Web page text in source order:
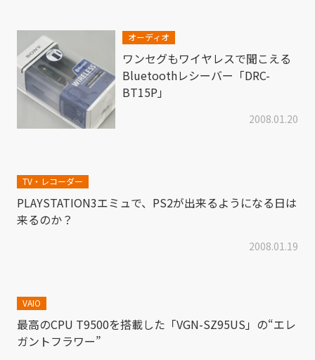
オーディオ
ワンセグもワイヤレスで聞こえる
Bluetoothレシーバー「DRC-
BT15P」
2008.01.20
TV・レコーダー
PLAYSTATION3エミュで、PS2が出来るようになる日は
来るのか？
2008.01.19
VAIO
最高のCPU T9500を搭載した「VGN-SZ95US」の“エレ
ガントフラワー”